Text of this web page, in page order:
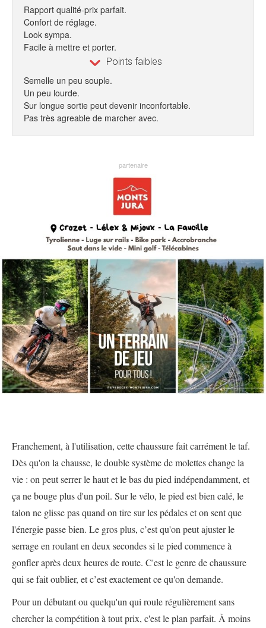
Rapport qualité-prix parfait.
Confort de réglage.
Look sympa.
Facile à mettre et porter.
Points faibles
Semelle un peu souple.
Un peu lourde.
Sur longue sortie peut devenir inconfortable.
Pas très agreable de marcher avec.
Franchement, à l'utilisation, cette chaussure fait carrément le taf.
Dès qu'on la chausse, le double système de molettes change la
vie : on peut serrer le haut et le bas du pied indépendamment, et
ça ne bouge plus d'un poil. Sur le vélo, le pied est bien calé, le
talon ne glisse pas quand on tire sur les pédales et on sent que
l'énergie passe bien. Le gros plus, c’est qu'on peut ajuster le
serrage en roulant en deux secondes si le pied commence à
gonfler après deux heures de route. C'est le genre de chaussure
qui se fait oublier, et c’est exactement ce qu'on demande.
​Pour un débutant ou quelqu'un qui roule régulièrement sans
chercher la compétition à tout prix, c'est le plan parfait. À moins